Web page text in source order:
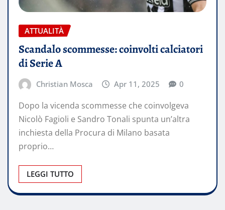
ATTUALITÀ
Scandalo scommesse: coinvolti calciatori
di Serie A
Christian Mosca Apr 11, 2025 0
Dopo la vicenda scommesse che coinvolgeva
Nicolò Fagioli e Sandro Tonali spunta un’altra
inchiesta della Procura di Milano basata
proprio…
LEGGI TUTTO